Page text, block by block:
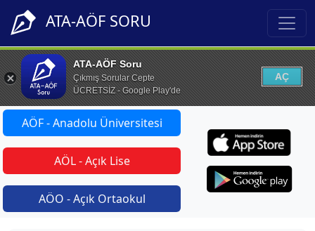
ATA-AÖF SORU
ATA-AÖF Soru
Çıkmış Sorular Cepte
ÜCRETSİZ - Google Play'de
AÇ
AÖF - Anadolu Üniversitesi
AÖL - Açık Lise
AÖO - Açık Ortaokul